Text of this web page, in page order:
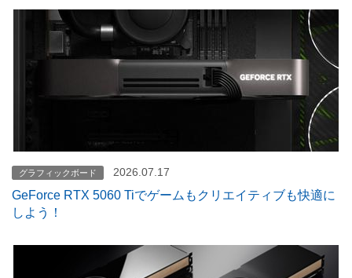
グラフィックボード 2026.07.17
GeForce RTX 5060 Tiでゲームもクリエイティブも快適に
しよう！